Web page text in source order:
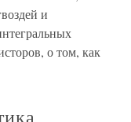
и
о том, как